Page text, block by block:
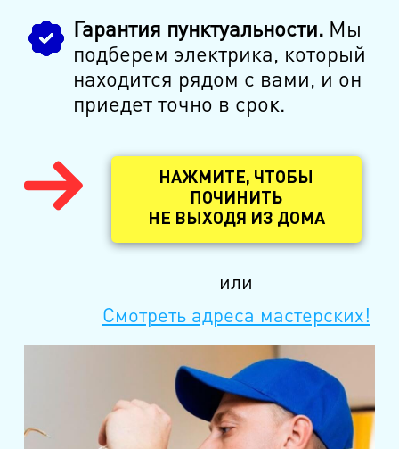
Гарантия пунктуальности.Мы
подберем электрика, который
находится рядом с вами, и он
приедет точно в срок.
НАЖМИТЕ, ЧТОБЫ
ПОЧИНИТЬ
НЕ ВЫХОДЯ ИЗ ДОМА
или
Смотреть адреса мастерских!